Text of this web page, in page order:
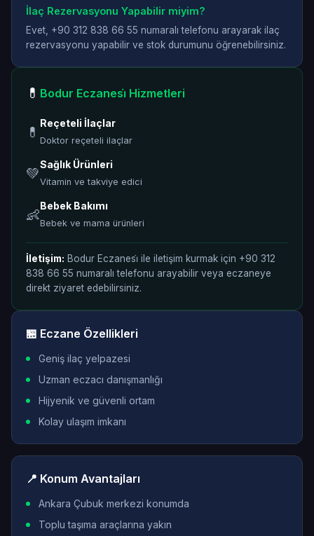
İlaç Rezervasyonu Yapabilir miyim?
Evet, +90 312 838 66 55 numaralı telefonu arayarak ilaç
rezervasyonu yapabilir ve stok durumunu öğrenebilirsiniz.
💊 Bodur Eczanesi̇ Hizmetleri
💊
Reçeteli İlaçlar
Doktor reçeteli ilaçlar
💚
Sağlık Ürünleri
Vitamin ve takviye edici
👶
Bebek Bakımı
Bebek ve mama ürünleri
İletişim: Bodur Eczanesi̇ ile iletişim kurmak için +90 312
838 66 55 numaralı telefonu arayabilir veya eczaneye
direkt ziyaret edebilirsiniz.
🏪 Eczane Özellikleri
Geniş ilaç yelpazesi
Uzman eczacı danışmanlığı
Hijyenik ve güvenli ortam
Kolay ulaşım imkanı
📍 Konum Avantajları
Ankara Çubuk merkezi konumda
Toplu taşıma araçlarına yakın